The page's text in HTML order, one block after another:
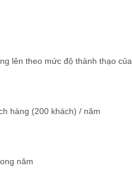
lên theo mức độ thành thạo của
hàng (200 khách) / năm
năm